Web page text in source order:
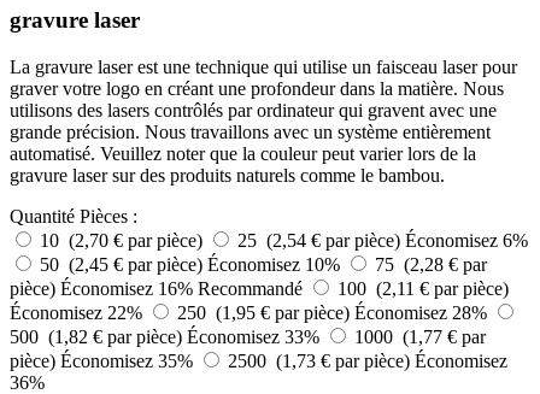
gravure laser
La gravure laser est une technique qui utilise un faisceau laser pour
graver votre logo en créant une profondeur dans la matière. Nous
utilisons des lasers contrôlés par ordinateur qui gravent avec une
grande précision. Nous travaillons avec un système entièrement
automatisé. Veuillez noter que la couleur peut varier lors de la
gravure laser sur des produits naturels comme le bambou.
Quantité Pièces :
10 (2,70 € par pièce)
25 (2,54 € par pièce) Économisez 6%
50 (2,45 € par pièce) Économisez 10%
75 (2,28 € par
pièce) Économisez 16% Recommandé
100 (2,11 € par pièce)
Économisez 22%
250 (1,95 € par pièce) Économisez 28%
500 (1,82 € par pièce) Économisez 33%
1000 (1,77 € par
pièce) Économisez 35% 2500 (1,73 € par pièce) Économisez
36%